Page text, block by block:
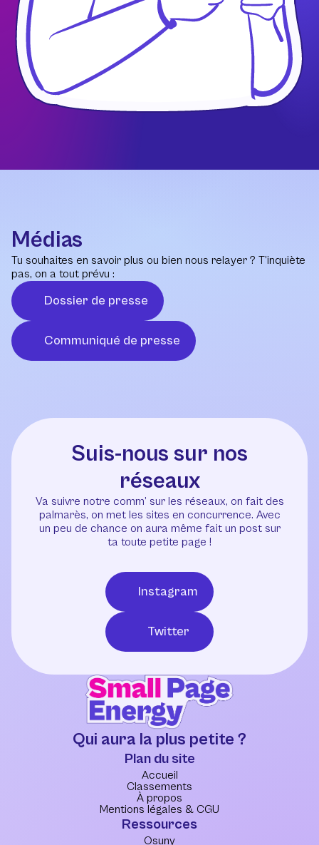
Médias
Tu souhaites en savoir plus ou bien nous relayer ? T’inquiète
pas, on a tout prévu :
Dossier de presse
Communiqué de presse
Suis-nous sur nos
réseaux
Va suivre notre comm’ sur les réseaux, on fait des
palmarès, on met les sites en concurrence. Avec
un peu de chance on aura même fait un post sur
ta toute petite page !
Instagram
Twitter
Qui aura la plus petite ?
Plan du site
Accueil
Classements
À propos
Mentions légales & CGU
Ressources
Osuny